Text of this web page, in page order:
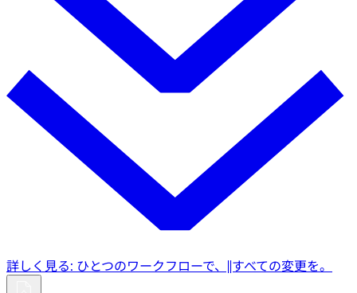
詳しく見る: ひとつのワークフローで、||すべての変更を。